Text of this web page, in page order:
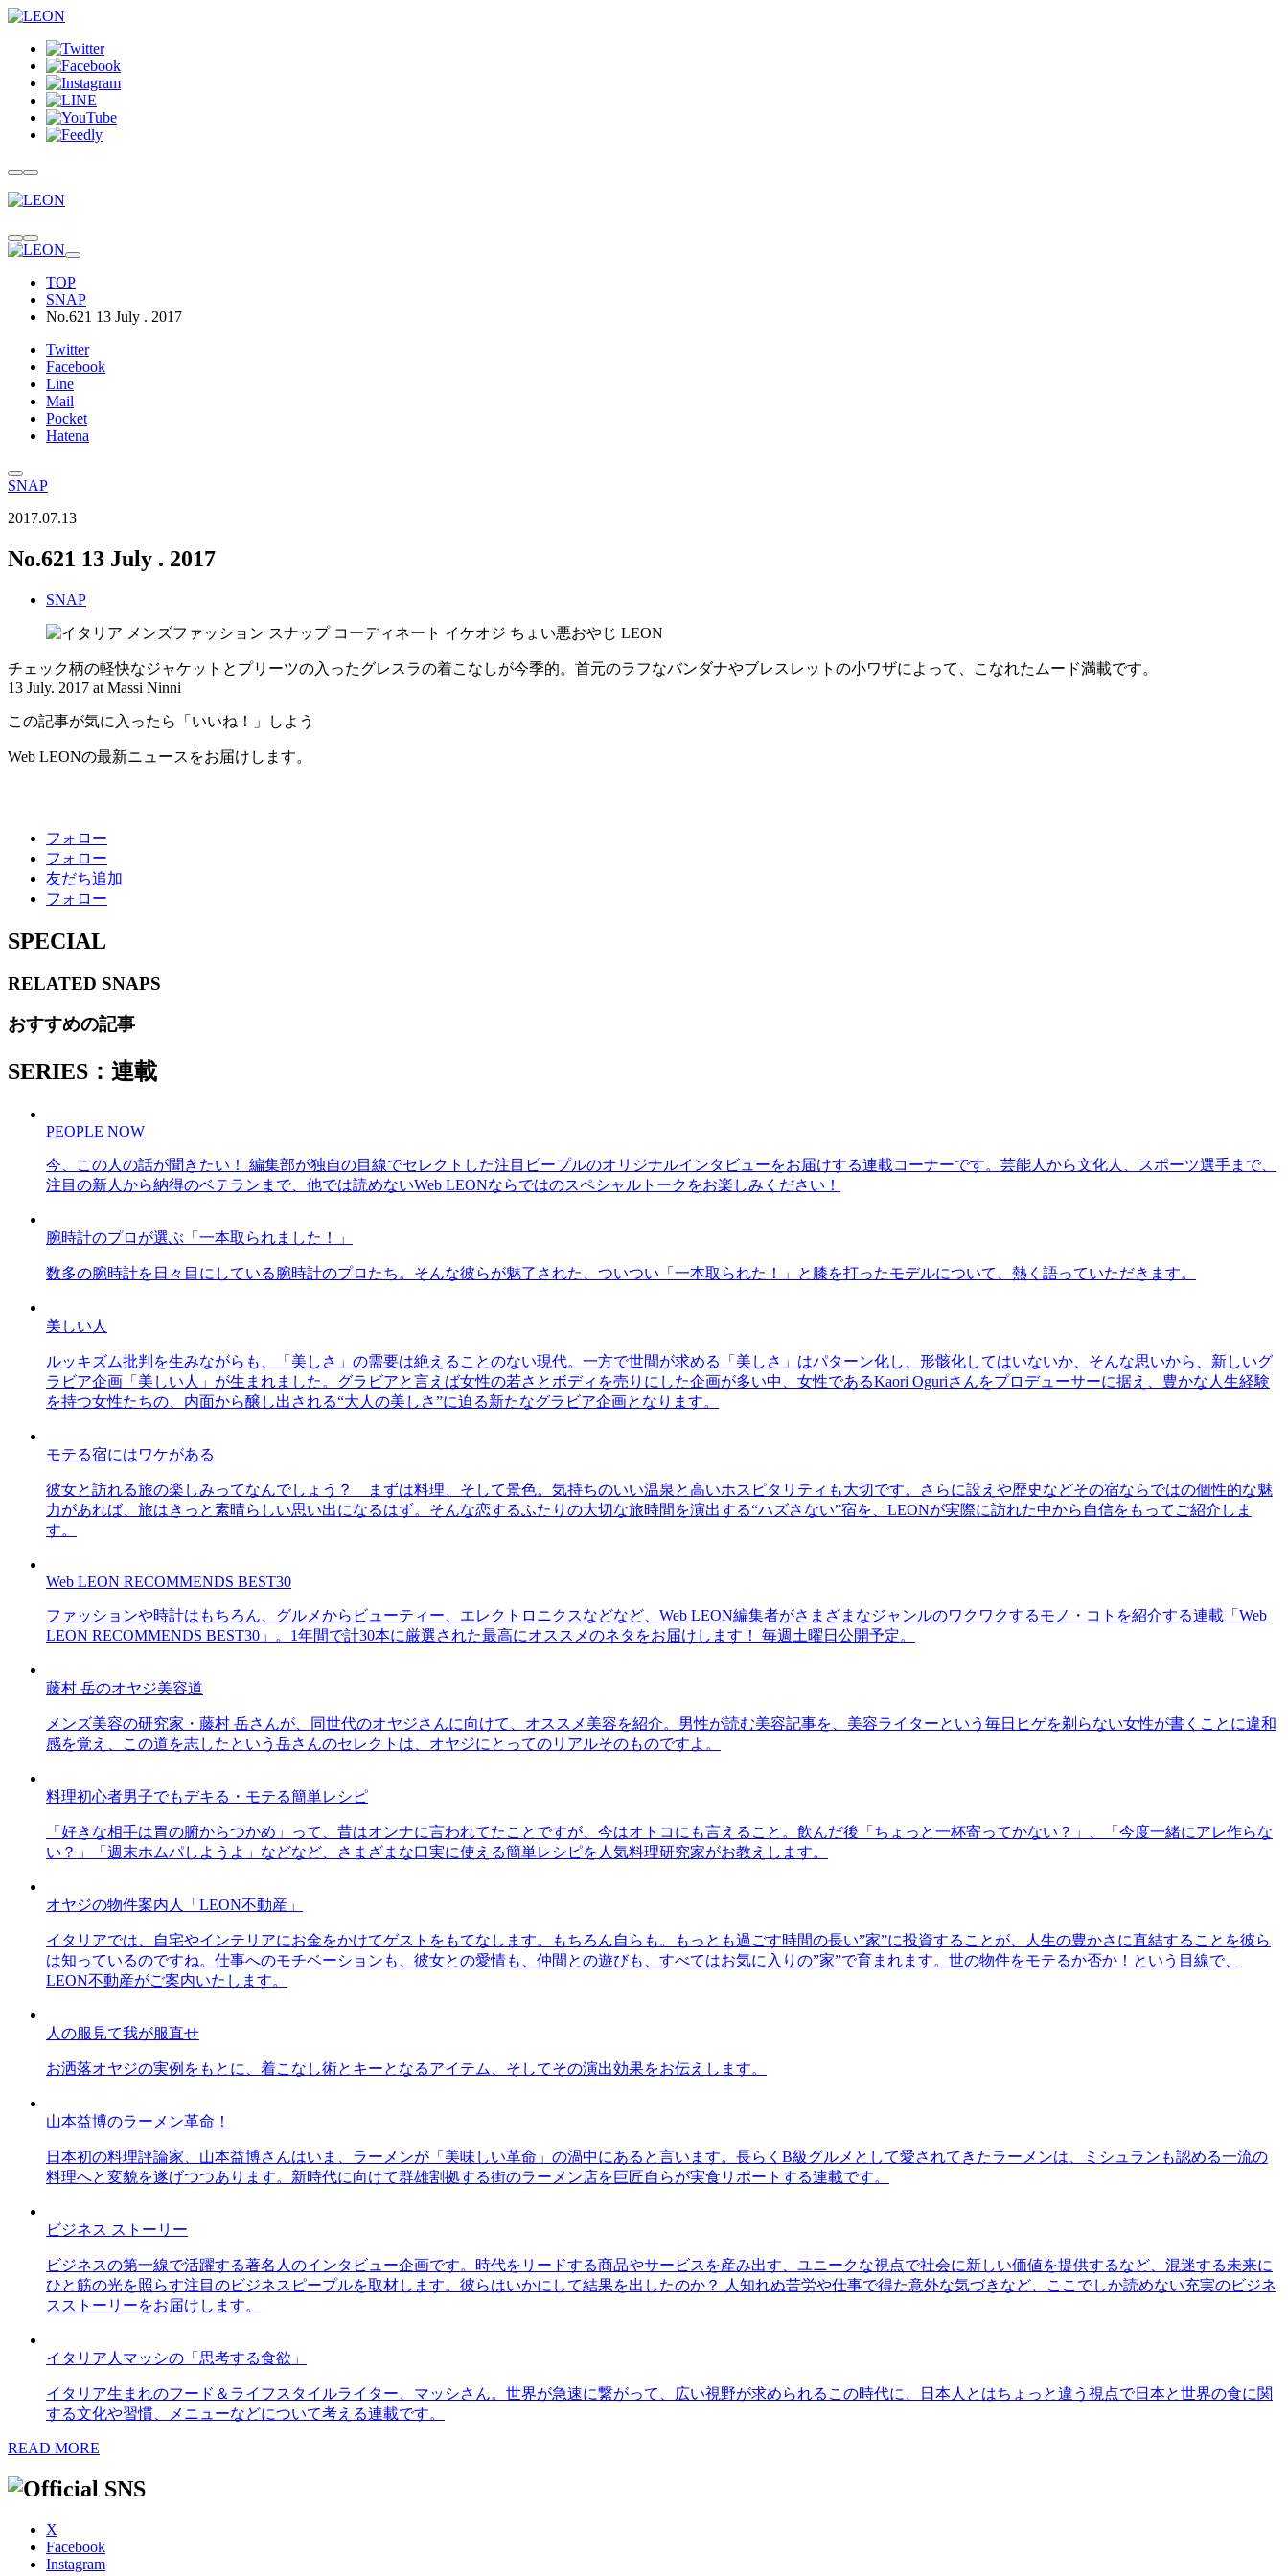
TOP
SNAP
No.621 13 July . 2017
Twitter
Facebook
Line
Mail
Pocket
Hatena
SNAP
2017.07.13
No.621 13 July . 2017
SNAP
チェック柄の軽快なジャケットとプリーツの入ったグレスラの着こなしが今季的。首元のラフなバンダナやブレスレットの小ワザによって、こなれたムード満載です。
13 July. 2017 at Massi Ninni
この記事が気に入ったら「いいね！」しよう
Web LEONの最新ニュースをお届けします。
フォロー
フォロー
友だち追加
フォロー
SPECIAL
RELATED SNAPS
おすすめの記事
SERIES：連載
PEOPLE NOW
今、この人の話が聞きたい！ 編集部が独自の目線でセレクトした注目ピープルのオリジナルインタビューをお届けする連載コーナーです。芸能人から文化人、スポーツ選手まで、
注目の新人から納得のベテランまで、他では読めないWeb LEONならではのスペシャルトークをお楽しみください！
腕時計のプロが選ぶ「一本取られました！」
数多の腕時計を日々目にしている腕時計のプロたち。そんな彼らが魅了された、ついつい「一本取られた！」と膝を打ったモデルについて、熱く語っていただきます。
美しい人
ルッキズム批判を生みながらも、「美しさ」の需要は絶えることのない現代。一方で世間が求める「美しさ」はパターン化し、形骸化してはいないか、そんな思いから、新しいグ
ラビア企画「美しい人」が生まれました。グラビアと言えば女性の若さとボディを売りにした企画が多い中、女性であるKaori Oguriさんをプロデューサーに据え、豊かな人生経験
を持つ女性たちの、内面から醸し出される“大人の美しさ”に迫る新たなグラビア企画となります。
モテる宿にはワケがある
彼女と訪れる旅の楽しみってなんでしょう？ まずは料理、そして景色。気持ちのいい温泉と高いホスピタリティも大切です。さらに設えや歴史などその宿ならではの個性的な魅
力があれば、旅はきっと素晴らしい思い出になるはず。そんな恋するふたりの大切な旅時間を演出する“ハズさない”宿を、LEONが実際に訪れた中から自信をもってご紹介しま
す。
Web LEON RECOMMENDS BEST30
ファッションや時計はもちろん、グルメからビューティー、エレクトロニクスなどなど、Web LEON編集者がさまざまなジャンルのワクワクするモノ・コトを紹介する連載「Web
LEON RECOMMENDS BEST30」。1年間で計30本に厳選された最高にオススメのネタをお届けします！ 毎週土曜日公開予定。
藤村 岳のオヤジ美容道
メンズ美容の研究家・藤村 岳さんが、同世代のオヤジさんに向けて、オススメ美容を紹介。男性が読む美容記事を、美容ライターという毎日ヒゲを剃らない女性が書くことに違和
感を覚え、この道を志したという岳さんのセレクトは、オヤジにとってのリアルそのものですよ。
料理初心者男子でもデキる・モテる簡単レシピ
「好きな相手は胃の腑からつかめ」って、昔はオンナに言われてたことですが、今はオトコにも言えること。飲んだ後「ちょっと一杯寄ってかない？」、「今度一緒にアレ作らな
い？」「週末ホムパしようよ」などなど、さまざまな口実に使える簡単レシピを人気料理研究家がお教えします。
オヤジの物件案内人「LEON不動産」
イタリアでは、自宅やインテリアにお金をかけてゲストをもてなします。もちろん自らも。もっとも過ごす時間の長い”家”に投資することが、人生の豊かさに直結することを彼ら
は知っているのですね。仕事へのモチベーションも、彼女との愛情も、仲間との遊びも、すべてはお気に入りの”家”で育まれます。世の物件をモテるか否か！という目線で、
LEON不動産がご案内いたします。
人の服見て我が服直せ
お洒落オヤジの実例をもとに、着こなし術とキーとなるアイテム、そしてその演出効果をお伝えします。
山本益博のラーメン革命！
日本初の料理評論家、山本益博さんはいま、ラーメンが「美味しい革命」の渦中にあると言います。長らくB級グルメとして愛されてきたラーメンは、ミシュランも認める一流の
料理へと変貌を遂げつつあります。新時代に向けて群雄割拠する街のラーメン店を巨匠自らが実食リポートする連載です。
ビジネス ストーリー
ビジネスの第一線で活躍する著名人のインタビュー企画です。時代をリードする商品やサービスを産み出す、ユニークな視点で社会に新しい価値を提供するなど、混迷する未来に
ひと筋の光を照らす注目のビジネスピープルを取材します。彼らはいかにして結果を出したのか？ 人知れぬ苦労や仕事で得た意外な気づきなど、ここでしか読めない充実のビジネ
スストーリーをお届けします。
イタリア人マッシの「思考する食欲」
イタリア生まれのフード＆ライフスタイルライター、マッシさん。世界が急速に繋がって、広い視野が求められるこの時代に、日本人とはちょっと違う視点で日本と世界の食に関
する文化や習慣、メニューなどについて考える連載です。
READ MORE
X
Facebook
Instagram